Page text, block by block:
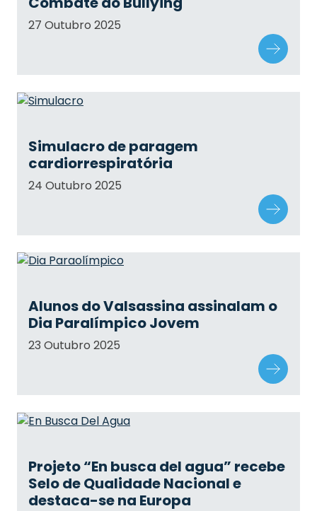
27 Outubro 2025
Simulacro de paragem
cardiorrespiratória
24 Outubro 2025
Alunos do Valsassina assinalam o
Dia Paralímpico Jovem
23 Outubro 2025
Projeto “En busca del agua” recebe
Selo de Qualidade Nacional e
destaca-se na Europa